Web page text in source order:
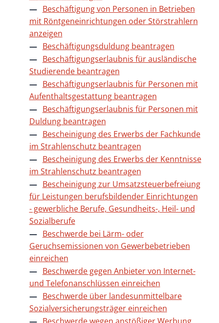
Beschäftigung von Personen in Betrieben
mit Röntgeneinrichtungen oder Störstrahlern
anzeigen
Beschäftigungsduldung beantragen
Beschäftigungserlaubnis für ausländische
Studierende beantragen
Beschäftigungserlaubnis für Personen mit
Aufenthaltsgestattung beantragen
Beschäftigungserlaubnis für Personen mit
Duldung beantragen
Bescheinigung des Erwerbs der Fachkunde
im Strahlenschutz beantragen
Bescheinigung des Erwerbs der Kenntnisse
im Strahlenschutz beantragen
Bescheinigung zur Umsatzsteuerbefreiung
für Leistungen berufsbildender Einrichtungen
- gewerbliche Berufe, Gesundheits-, Heil- und
Sozialberufe
Beschwerde bei Lärm- oder
Geruchsemissionen von Gewerbebetrieben
einreichen
Beschwerde gegen Anbieter von Internet-
und Telefonanschlüssen einreichen
Beschwerde über landesunmittelbare
Sozialversicherungsträger einreichen